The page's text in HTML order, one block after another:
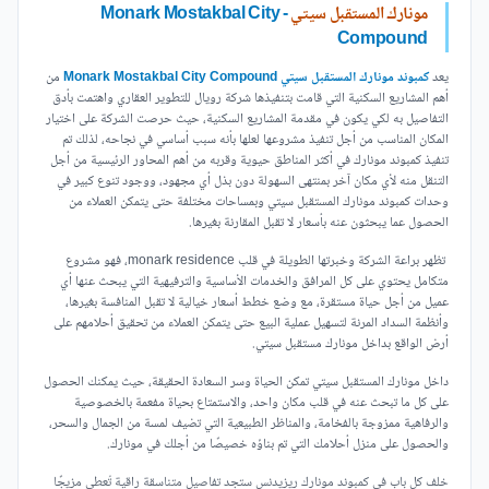
مونارك المستقبل سيتي - Monark Mostakbal City
Compound
يعدكمبوند مونارك المستقبل سيتي Monark Mostakbal City Compound
من
أهم المشاريع السكنية التي قامت بتنفيذها شركة رويال للتطوير العقاري واهتمت بأدق
التفاصيل به لكي يكون في مقدمة المشاريع السكنية، حيث حرصت الشركة على اختيار
المكان المناسب من أجل تنفيذ مشروعها لعلها بأنه سبب أساسي في نجاحه، لذلك تم
تنفيذ كمبوند مونارك في أكثر المناطق حيوية وقربه من أهم المحاور الرئيسية من أجل
التنقل منه لأي مكان آخر بمنتهى السهولة دون بذل أي مجهود، ووجود تنوع كبير في
وحدات كمبوند مونارك المستقبل سيتي وبمساحات مختلفة حتى يتمكن العملاء من
الحصول عما يبحثون عنه بأسعار لا تقبل المقارنة بغيرها.
تظهر براعة الشركة وخبرتها الطويلة في قلب monark residence، فهو مشروع
متكامل يحتوي على كل المرافق والخدمات الأساسية والترفيهية التي يبحث عنها أي
عميل من أجل حياة مستقرة، مع وضع خطط أسعار خيالية لا تقبل المنافسة بغيرها،
وأنظمة السداد المرنة لتسهيل عملية البيع حتى يتمكن العملاء من تحقيق أحلامهم على
أرض الواقع بداخل مونارك مستقبل سيتي.
داخل مونارك المستقبل سيتي تمكن الحياة وسر السعادة الحقيقة، حيث يمكنك الحصول
على كل ما تبحث عنه في قلب مكان واحد، والاستمتاع بحياة مفعمة بالخصوصية
والرفاهية ممزوجة بالفخامة، والمناظر الطبيعية التي تضيف لمسة من الجمال والسحر،
والحصول على منزل أحلامك التي تم بناؤه خصيصًا من أجلك في مونارك.
خلف كل باب في كمبوند مونارك ريزيدنس ستجد تفاصيل متناسقة راقية تُعطي مزيجًا